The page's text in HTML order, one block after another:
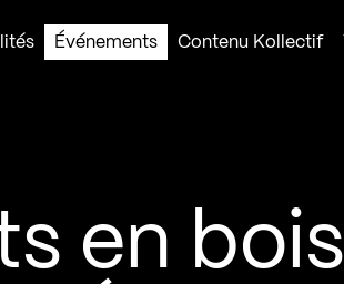
Événements Contenu Kollectif
en bois